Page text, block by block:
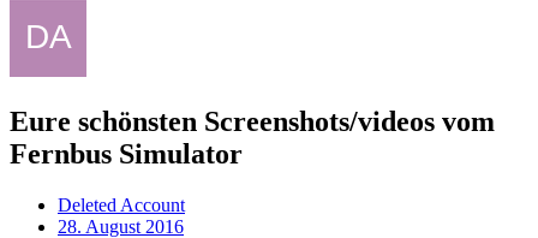
Eure schönsten Screenshots/videos vom
Fernbus Simulator
Deleted Account
28. August 2016